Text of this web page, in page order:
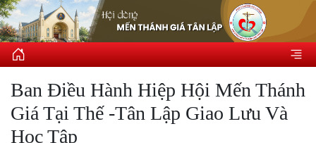
Ban Điều Hành Hiệp Hội Mến Thánh
Giá Tại Thế -Tân Lập Giao Lưu Và
Học Tập